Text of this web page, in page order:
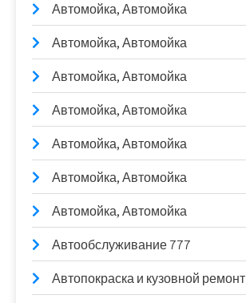
Автомойка, Автомойка
Автомойка, Автомойка
Автомойка, Автомойка
Автомойка, Автомойка
Автомойка, Автомойка
Автомойка, Автомойка
Автомойка, Автомойка
Автообслуживание 777
Автопокраска и кузовной ремонт